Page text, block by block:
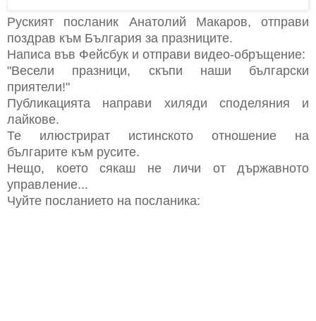
Руският посланик Анатолий Макаров, отправи
поздрав към България за празниците.
Написа във Фейсбук и отправи видео-обръщение:
"Весели празници, скъпи наши български
приятели!"
Публикацията направи хиляди споделяния и
лайкове.
Те илюстрират истинското отношение на
българите към русите.
Нещо, което сякаш не личи от държавното
управление...
Чуйте посланието на посланика: